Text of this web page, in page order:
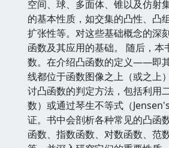
空间、球、多面体、锥以及仿射
的基本性质，如交集的凸性、凸
扩张性等。对这些基础概念的深
函数及其应用的基础。 随后，本
数。在介绍凸函数的定义——即
线都位于函数图像之上（或之
讨凸函数的判定方法，包括利用
数）或通过琴生不等式（
证。书中会剖析各种常见的凸函
函数、指数函数、对数函数、范